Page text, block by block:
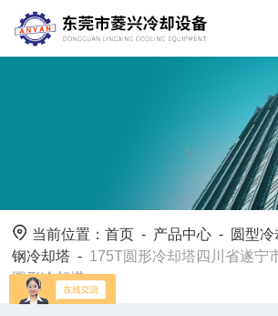
当前位置：首页 - 产品中心 - 圆型冷
钢冷却塔 - 175T圆形冷却塔四川省遂宁
圆形冷却塔